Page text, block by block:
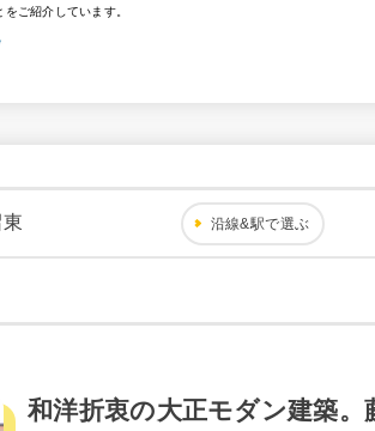
ご紹介しています。
沿線&駅で選ぶ
和洋折衷の大正モダン建築。